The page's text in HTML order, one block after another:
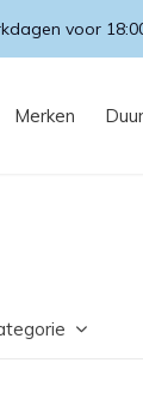
Merken
voor